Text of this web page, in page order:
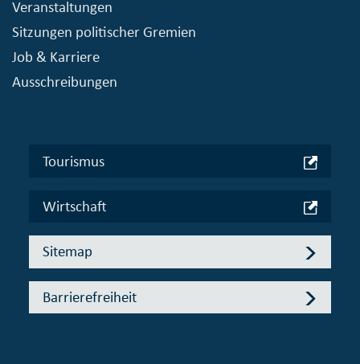
Veranstaltungen
Sitzungen politischer Gremien
Job & Karriere
Ausschreibungen
Tourismus
Wirtschaft
Sitemap
Barrierefreiheit